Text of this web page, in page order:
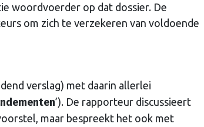
woordvoerder op dat dossier. De
om zich te verzekeren van voldoende
verslag) met daarin allerlei
’). De rapporteur discussieert
maar bespreekt het ook met